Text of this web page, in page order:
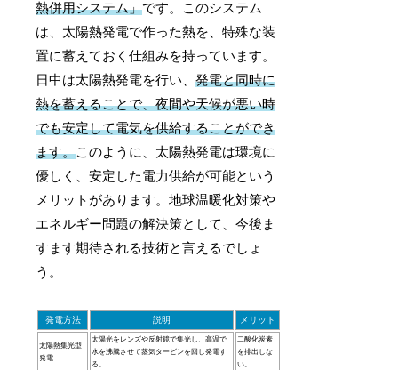
熱併用システム」です。このシステム
は、太陽熱発電で作った熱を、特殊な装
置に蓄えておく仕組みを持っています。
日中は太陽熱発電を行い、発電と同時に
熱を蓄えることで、夜間や天候が悪い時
でも安定して電気を供給することができ
ます。このように、太陽熱発電は環境に
優しく、安定した電力供給が可能という
メリットがあります。地球温暖化対策や
エネルギー問題の解決策として、今後ま
すます期待される技術と言えるでしょ
う。
発電方法 説明 メリット
太陽熱集光型
発電
太陽光をレンズや反射鏡で集光し、高温で
水を沸騰させて蒸気タービンを回し発電す
る。
二酸化炭素
を排出しな
い。